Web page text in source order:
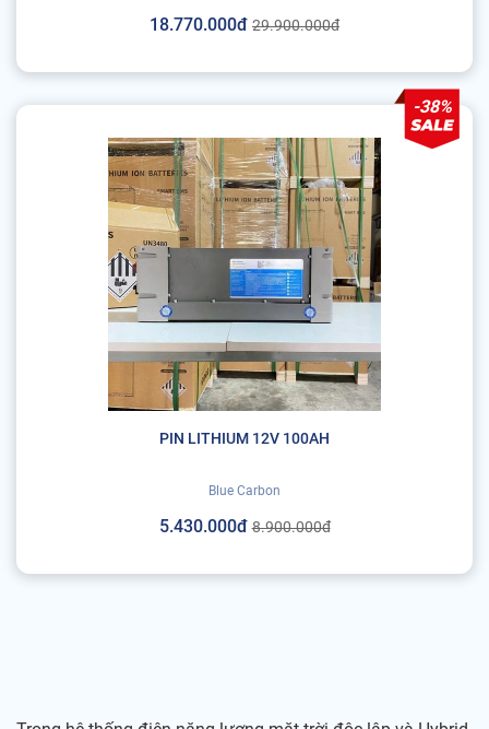
18.770.000đ 29.900.000đ
-38%
PIN LITHIUM 12V 100AH
Blue Carbon
5.430.000đ 8.900.000đ